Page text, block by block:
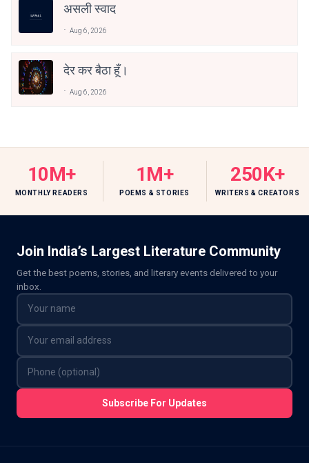
असली स्वाद
Aug 6, 2026
देर कर बैठा हूँ।
Aug 6, 2026
10M+
MONTHLY READERS
1M+
POEMS & STORIES
250K+
WRITERS & CREATORS
Join India’s Largest Literature Community
Get the best poems, stories, and literary events delivered to your
inbox.
Subscribe For Updates